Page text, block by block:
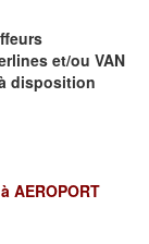
et/ou VAN
disposition
AEROPORT